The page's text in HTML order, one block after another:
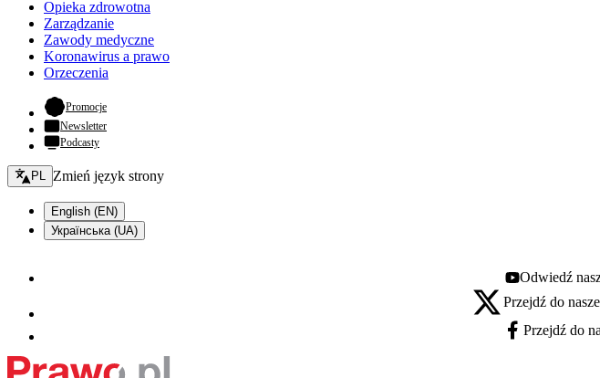
Opieka zdrowotna
Zarządzanie
Zawody medyczne
Koronawirus a prawo
Orzeczenia
Promocje- otwiera się w nowej karcie
Newsletter
Podcasty
Zmień język - bieżący:
PL Zmień język strony
English (EN)
Українська (UA)
Youtube - otwiera
Odwiedź
X - otwiera się w nowej
Przejdź do
Facebook - otwiera
Przejdź do